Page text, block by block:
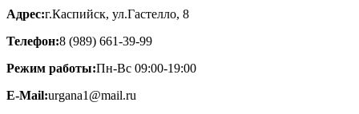
Адрес:г.Каспийск, ул.Гастелло, 8
Телефон:8 (989) 661-39-99
Режим работы:Пн-Вс 09:00-19:00
E-Mail:urgana1@mail.ru